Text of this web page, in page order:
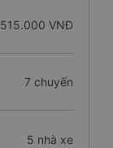
515.000 VNĐ
7 chuyến
5 nhà xe